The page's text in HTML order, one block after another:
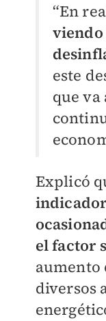
“En
viendo
este
que va
Explicó
el factor
aumento
diversos